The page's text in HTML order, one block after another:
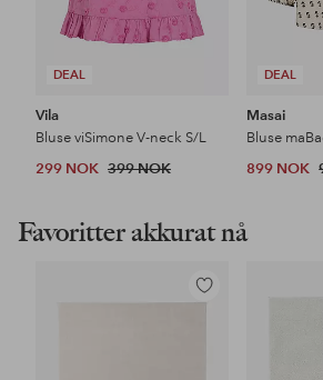
DEAL
Vila
Bluse viSimone V-neck S/L
299 NOK 399 NOK
DEAL
Masai
Bluse
899 NOK
Favoritter akkurat nå
Legg